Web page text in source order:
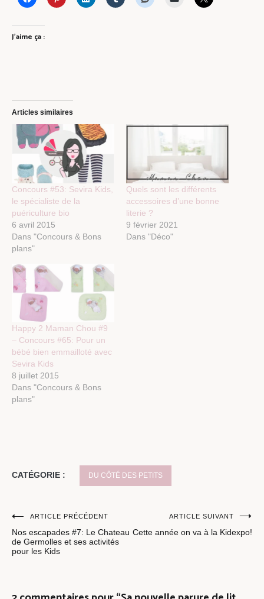
J’aime ça :
Articles similaires
Concours #53: Sevira Kids,
le spécialiste de la
puériculture bio
6 avril 2015
Dans "Concours & Bons
plans"
Quels sont les différents
accessoires d’une bonne
literie ?
9 février 2021
Dans "Déco"
Happy 2 Maman Chou #9
– Concours #65: Pour un
bébé bien emmailloté avec
Sevira Kids
8 juillet 2015
Dans "Concours & Bons
plans"
CATÉGORIE : DU CÔTÉ DES PETITS
Navigation
de
ARTICLE PRÉCÉDENT
Nos escapades #7: Le Chateau
de Germolles et ses activités
pour les Kids
ARTICLE SUIVANT
Cette année on va à la Kidexpo!